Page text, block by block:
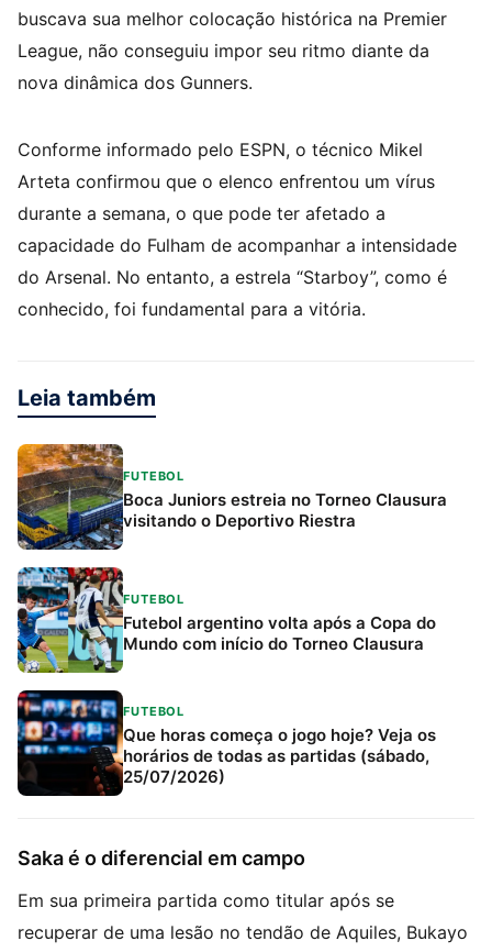
buscava sua melhor colocação histórica na Premier
League, não conseguiu impor seu ritmo diante da
nova dinâmica dos Gunners.
Conforme informado pelo ESPN, o técnico Mikel
Arteta confirmou que o elenco enfrentou um vírus
durante a semana, o que pode ter afetado a
capacidade do Fulham de acompanhar a intensidade
do Arsenal. No entanto, a estrela “Starboy”, como é
conhecido, foi fundamental para a vitória.
Leia também
FUTEBOL
Boca Juniors estreia no Torneo Clausura
visitando o Deportivo Riestra
FUTEBOL
Futebol argentino volta após a Copa do
Mundo com início do Torneo Clausura
FUTEBOL
Que horas começa o jogo hoje? Veja os
horários de todas as partidas (sábado,
25/07/2026)
Saka é o diferencial em campo
Em sua primeira partida como titular após se
recuperar de uma lesão no tendão de Aquiles, Bukayo